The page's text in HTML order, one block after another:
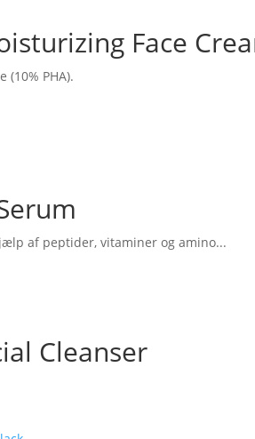
Face
PHA).
af peptider, vitaminer og amino...
Cleanser